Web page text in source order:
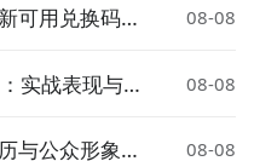
可用兑换码汇
08-08
实战表现与武
08-08
与公众形象解
08-08